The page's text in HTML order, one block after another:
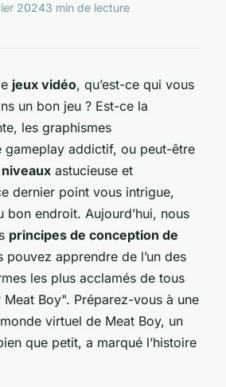
20243 min de lecture
jeux vidéo, qu’est-ce qui vous
un bon jeu ? Est-ce la
les graphismes
gameplay addictif, ou peut-être
astucieuse et
dernier point vous intrigue,
bon endroit. Aujourd’hui, nous
principes de conception de
pouvez apprendre de l’un des
les plus acclamés de tous
Meat Boy". Préparez-vous à une
virtuel de Meat Boy, un
que petit, a marqué l’histoire